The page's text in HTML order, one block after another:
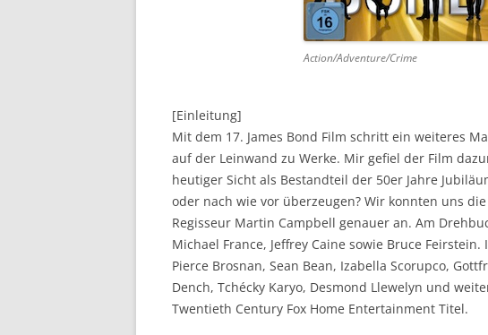
HD-DVD
Action/Adventure/Crime
[Einleitung]
Mit dem 17. James Bond Film schritt ein weiteres
auf der Leinwand zu Werke. Mir gefiel der Film
heutiger Sicht als Bestandteil der 50er Jahre
oder nach wie vor überzeugen? Wir konnten uns
Regisseur Martin Campbell genauer an. Am
Michael France, Jeffrey Caine sowie Bruce
Pierce Brosnan, Sean Bean, Izabella Scorupco,
Dench, Tchécky Karyo, Desmond Llewelyn und
Twentieth Century Fox Home Entertainment Titel.